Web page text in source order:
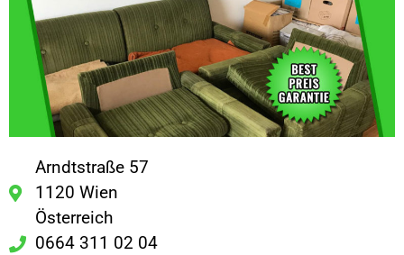
Arndtstraße 57
1120 Wien
Österreich
0664 311 02 04